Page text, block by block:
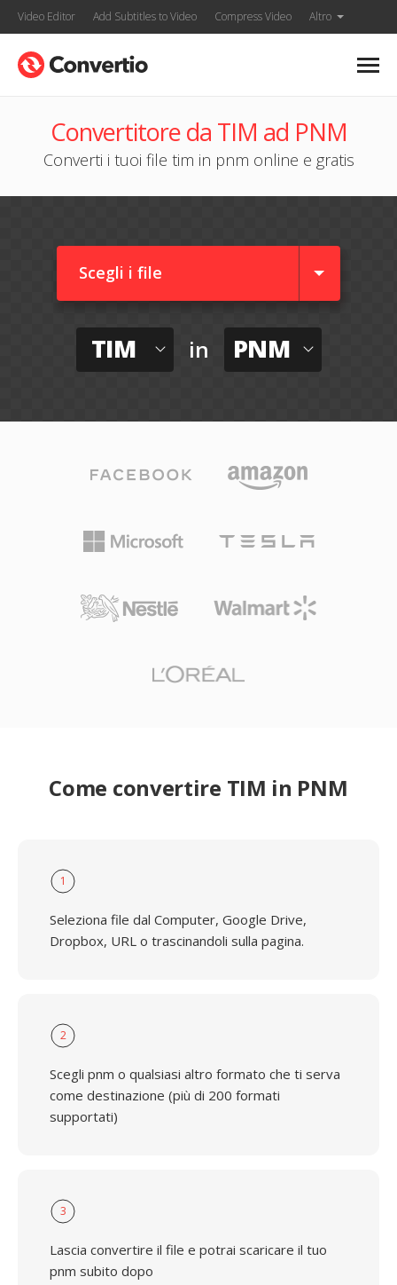
Video Editor Add Subtitles to Video Compress Video Altro
Convertitore da TIM ad PNM
Converti i tuoi file tim in pnm online e gratis
Scegli i file
TIM in PNM
Come convertire TIM in PNM
1
Seleziona file dal Computer, Google Drive,
Dropbox, URL o trascinandoli sulla pagina.
2
Scegli pnm o qualsiasi altro formato che ti serva
come destinazione (più di 200 formati
supportati)
3
Lascia convertire il file e potrai scaricare il tuo
pnm subito dopo